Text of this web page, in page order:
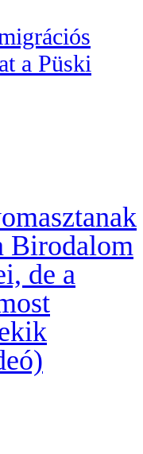
a Püski
Birodalom
de a